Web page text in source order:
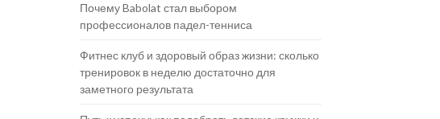
Почему Babolat стал выбором
профессионалов падел-тенниса
Фитнес клуб и здоровый образ жизни: сколько
тренировок в неделю достаточно для
заметного результата